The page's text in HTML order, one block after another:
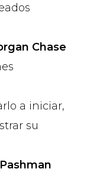
Chase
a iniciar,
su
Pashman